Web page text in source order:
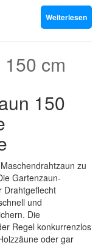
Weiterlesen
cm
150
zu
Gartenzaun-
Drahtgeflecht
und
Die
Regel konkurrenzlos
oder gar